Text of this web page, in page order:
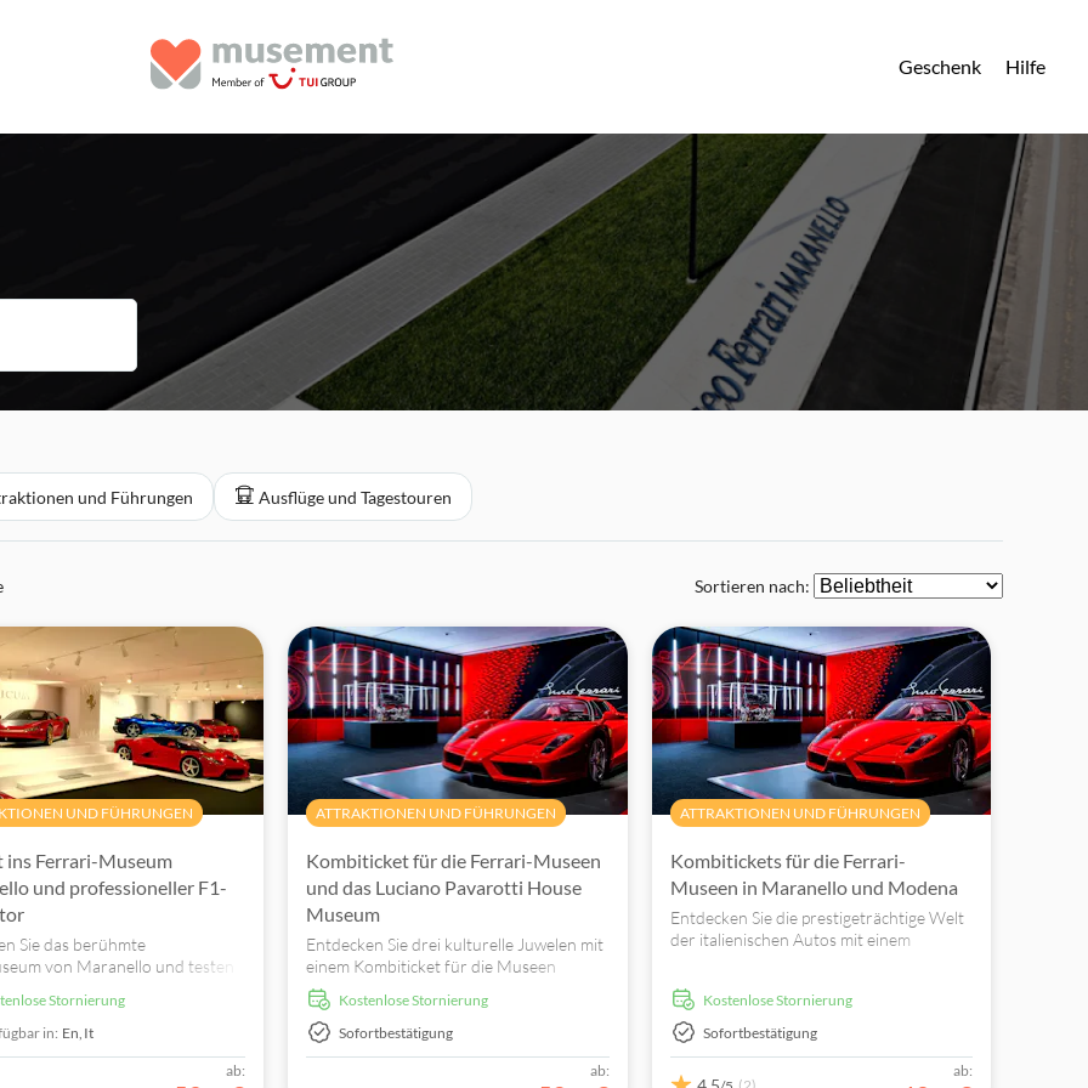
Geschenk Hilfe
und Führungen Ausflüge und Tagestouren
Sortieren nach:
UND FÜHRUNGEN
Ferrari-Museum
und professioneller F1-
Sie das berühmte
von Maranello und testen
im F1 EVOTEK-
Tauchen Sie noch heute in die
des Motorsports ein!
Stornierung
in: En,It
ab:
ATTRAKTIONEN UND FÜHRUNGEN
Kombiticket für die Ferrari-Museen
und das Luciano Pavarotti House
Museum
Entdecken Sie drei kulturelle Juwelen mit
einem Kombiticket für die Museen
Maranello, Enzo Ferrari und Pavarotti
House.kostenlose Stornierung
Sofortbestätigung
ab:
ATTRAKTIONEN UND FÜHRUNGEN
Kombitickets für die Ferrari-
Museen in Maranello und Modena
Entdecken Sie die prestigeträchtige Welt
der italienischen Autos mit einem
kostenlose Stornierung
Sofortbestätigung
ab: